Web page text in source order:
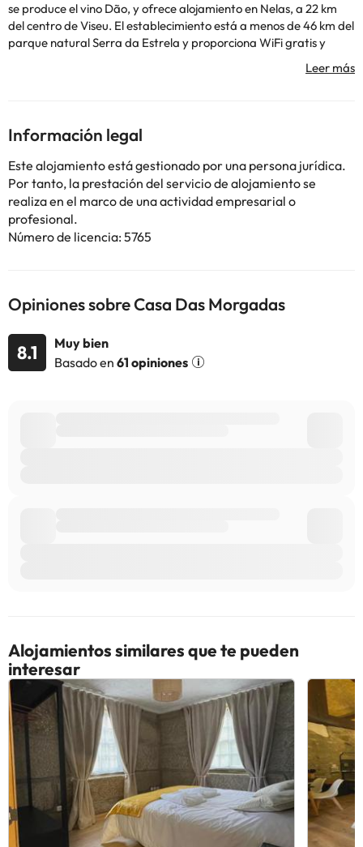
se produce el vino Dão, y ofrece alojamiento en Nelas, a 22 km
del centro de Viseu. El establecimiento está a menos de 46 km del
parque natural Serra da Estrela y proporciona WiFi gratis y
privado con bañera de hidromasaje y otras ofrecen vistas a la
terraza. El establecimiento también proporciona TV con canales
por cable. El establecimiento dispone de cocina compartida. La
Casa Das Morgadas está a 23 km de la catedral de Viseu y a
menos de 10 minutos en coche de la playa del río.
Informa a Casa Das Morgadas con antelación de tu hora
prevista de llegada. Para ello, puedes utilizar el apartado de
peticiones especiales al hacer la reserva o ponerte en contacto
directamente con el alojamiento. Los datos de contacto
tarjeta de crédito al realizar el registro de entrada. Ten en
cuenta que todas las peticiones especiales están sujetas a
disponibilidad y pueden comportar suplementos.
Información legal
Este alojamiento está gestionado por una persona jurídica.
Por tanto, la prestación del servicio de alojamiento se
realiza en el marco de una actividad empresarial o
profesional.
Número de licencia: 5765
Opiniones sobre Casa Das Morgadas
8.1
Muy bien
Basado en 61 opiniones
Alojamientos similares que te pueden
interesar